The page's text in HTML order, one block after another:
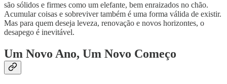
são sólidos e firmes como um elefante, bem enraizados no chão.
Acumular coisas e sobreviver também é uma forma válida de existir.
Mas para quem deseja leveza, renovação e novos horizontes, o
desapego é inevitável.
Um Novo Ano, Um Novo Começo